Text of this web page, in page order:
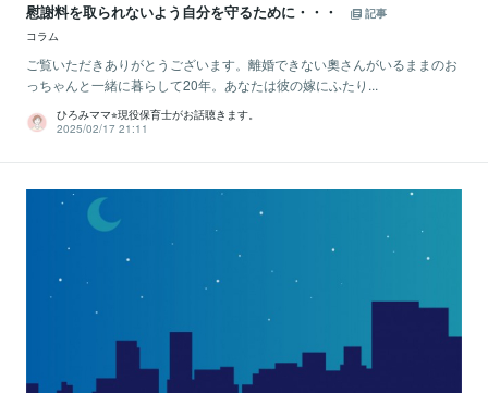
慰謝料を取られないよう自分を守るために・・・
記事
コラム
ご覧いただきありがとうございます。離婚できない奧さんがいるままのお
っちゃんと一緒に暮らして20年。あなたは彼の嫁にふたり...
ひろみママ⭐︎現役保育士がお話聴きます。
2025/02/17 21:11